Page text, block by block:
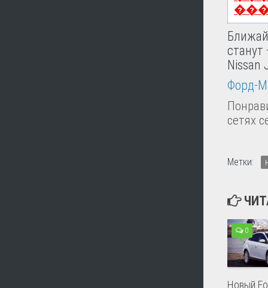
станут
Nissan
Форд-
сетях
Метки:
0
Новый